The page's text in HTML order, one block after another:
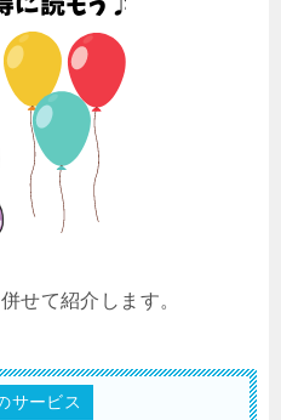
せて紹介します。
サービス